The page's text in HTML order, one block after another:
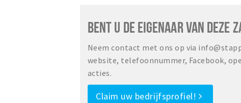
BENT U DE EIGENAAR VAN DEZE
Neem contact met ons op via
website, telefoonnummer, Facebook,
acties.
Claim uw bedrijfsprofiel!